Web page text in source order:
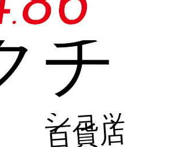
.
チ
ショッピ
百貨店に